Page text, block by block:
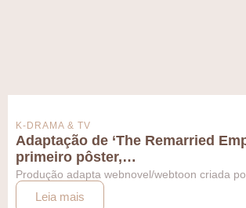
K-DRAMA & TV
Adaptação de ‘The Remarried
primeiro pôster,…
Produção adapta webnovel/webtoon criada
Leia mais